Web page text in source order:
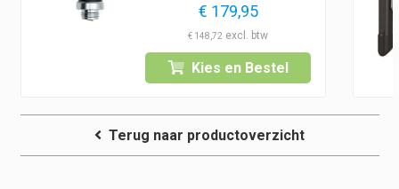
€ 179,95
€ 148,72
Kies en Bestel
Terug naar productoverzicht